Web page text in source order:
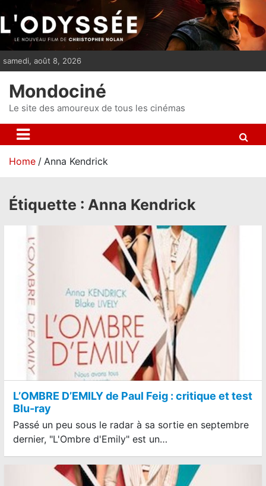
i
p
n
t
samedi, août 8, 2026
Mondociné
Le site des amoureux de tous les cinémas
Home Anna Kendrick
Étiquette : Anna Kendrick
L’OMBRE D’EMILY de Paul Feig : critique et test
Blu-ray
Passé un peu sous le radar à sa sortie en septembre
dernier, "L'Ombre d'Emily" est un…